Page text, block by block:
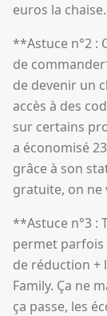
euros la
**Astuce n°2 :
de
de devenir un
accès à des
sur certains
a économisé
grâce à son
gratuite, on ne
**Astuce n°3 :
permet parfois
de réduction +
Family. Ça ne
ça passe, les